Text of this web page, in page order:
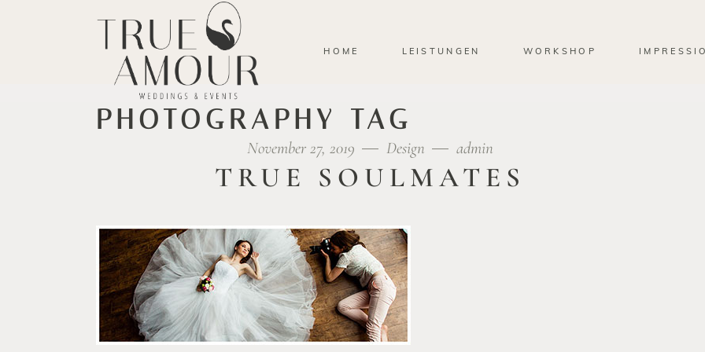
HOME LEISTUNGEN WORKSHOP
PHOTOGRAPHY TAG
November 27, 2019 Design admin
TRUE SOULMATES